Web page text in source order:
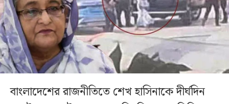
বাংলাদেশের রাজনীতিতে শেখ হাসিনাকে দীর্ঘদিন